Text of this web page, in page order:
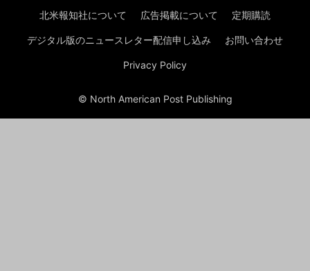
北米報知社について 広告掲載について 定期購読
デジタル版のニュースレター配信申し込み お問い合わせ
Privacy Policy
© North American Post Publishing